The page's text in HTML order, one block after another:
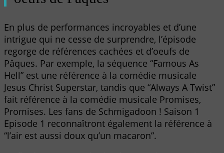
En plus de performances incroyables et d’une
intrigue qui ne cesse de surprendre, l’épisode
regorge de références cachées et d’oeufs de
Pâques. Par exemple, la séquence “Famous As
Hell” est une référence à la comédie musicale
Jesus Christ Superstar, tandis que “Always A Twist”
fait référence à la comédie musicale Promises,
Promises. Les fans de Schmigadoon ! Saison 1
Episode 1 reconnaîtront également la référence à
“l’air est aussi doux qu’un macaron”.